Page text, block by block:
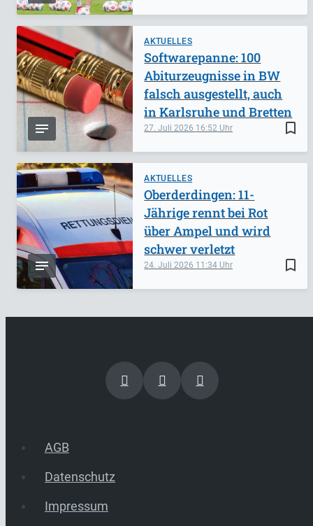
AKTUELLES
bookmark_border
27. Juli 2026 16:52
Softwarepanne: 100
Abiturzeugnisse in BW
falsch ausgestellt, auch
in Karlsruhe und Bretten
AKTUELLES
bookmark_border
24. Juli 2026 11:34
Oberderdingen: 11-
Jährige rennt bei Rot
über Ampel und wird
schwer verletzt
AGB
Datenschutz
Impressum